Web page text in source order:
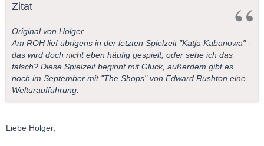
Zitat
Original von Holger
Am ROH lief übrigens in der letzten Spielzeit "Katja Kabanowa" -
das wird doch nicht eben häufig gespielt, oder sehe ich das
falsch? Diese Spielzeit beginnt mit Gluck, außerdem gibt es
noch im September mit "The Shops" von Edward Rushton eine
Welturaufführung.
Liebe Holger,